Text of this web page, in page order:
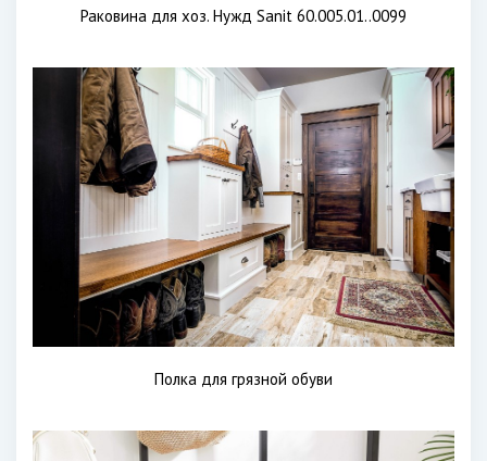
Раковина для хоз. Нужд Sanit 60.005.01..0099
Полка для грязной обуви